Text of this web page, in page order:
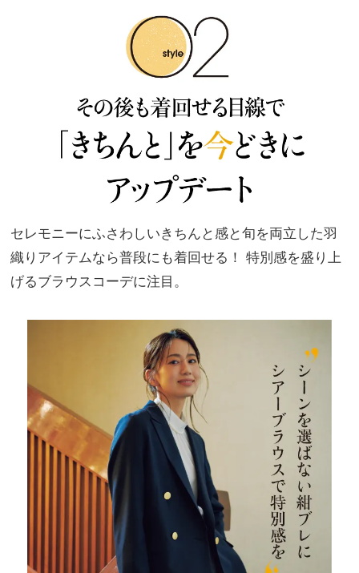
セレモニーにふさわしいきちんと感と旬を両立した羽
織りアイテムなら普段にも着回せる！ 特別感を盛り上
げるブラウスコーデに注目。